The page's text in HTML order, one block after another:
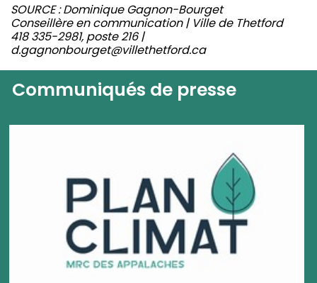
SOURCE : Dominique Gagnon-Bourget
Conseillère en communication | Ville de Thetford
418 335-2981, poste 216 |
d.gagnonbourget@villethetford.ca
Communiqués de presse